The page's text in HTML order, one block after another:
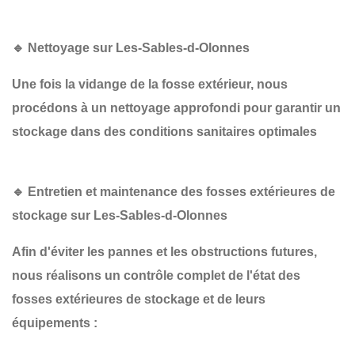
🔹 Nettoyage sur Les-Sables-d-Olonnes
Une fois la vidange de la fosse extérieur, nous
procédons à un nettoyage approfondi pour garantir un
stockage dans des conditions sanitaires optimales
🔹 Entretien et maintenance des fosses extérieures de
stockage sur Les-Sables-d-Olonnes
Afin d'éviter les pannes et les obstructions futures,
nous réalisons un contrôle complet de l'état des
fosses extérieures de stockage et de leurs
équipements :